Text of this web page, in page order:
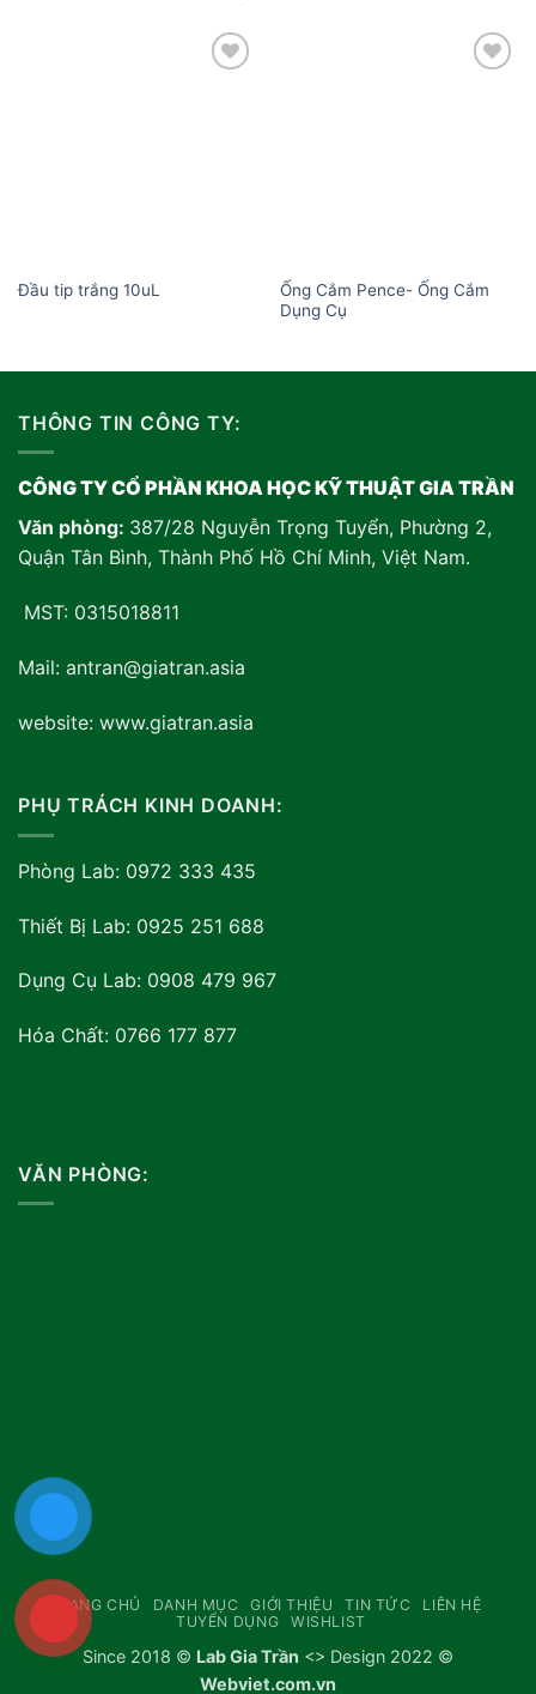
Đầu tip trắng 10uL
Ống Cắm Pence- Ống Cắm
Dụng Cụ
THÔNG TIN CÔNG TY:
CÔNG TY CỔ PHẦN KHOA HỌC KỸ THUẬT GIA TRẦN
Văn phòng: 387/28 Nguyễn Trọng Tuyển, Phường 2,
Quận Tân Bình, Thành Phố Hồ Chí Minh, Việt Nam.
MST: 0315018811
Mail: antran@giatran.asia
website: www.giatran.asia
PHỤ TRÁCH KINH DOANH:
Phòng Lab: 0972 333 435
Thiết Bị Lab: 0925 251 688
Dụng Cụ Lab: 0908 479 967
Hóa Chất: 0766 177 877
VĂN PHÒNG:
TRANG CHỦ DANH MỤC GIỚI THIỆU TIN TỨC
LIÊN HỆ
TUYỂN DỤNG
WISHLIST
Since 2018 © Lab Gia Trần <> Design 2022 ©
Webviet.com.vn